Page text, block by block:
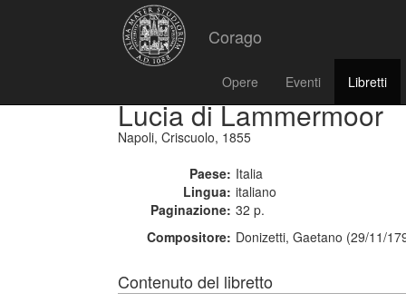
Corago
Opere Eventi Libretti
Lucia di Lammermoor
Napoli, Criscuolo, 1855
Paese: Italia
Lingua: italiano
Paginazione: 32 p.
Compositore: Donizetti, Gaetano (29/11/
Contenuto del libretto